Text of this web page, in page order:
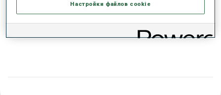
ДАННЫХ НЕТ
Настройки файлов cookie